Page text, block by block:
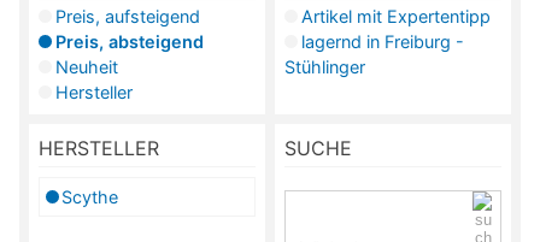
Preis, aufsteigend
Preis, absteigend
Neuheit
Hersteller
Artikel mit Expertentipp
lagernd in Freiburg -
Stühlinger
HERSTELLER
Scythe
SUCHE